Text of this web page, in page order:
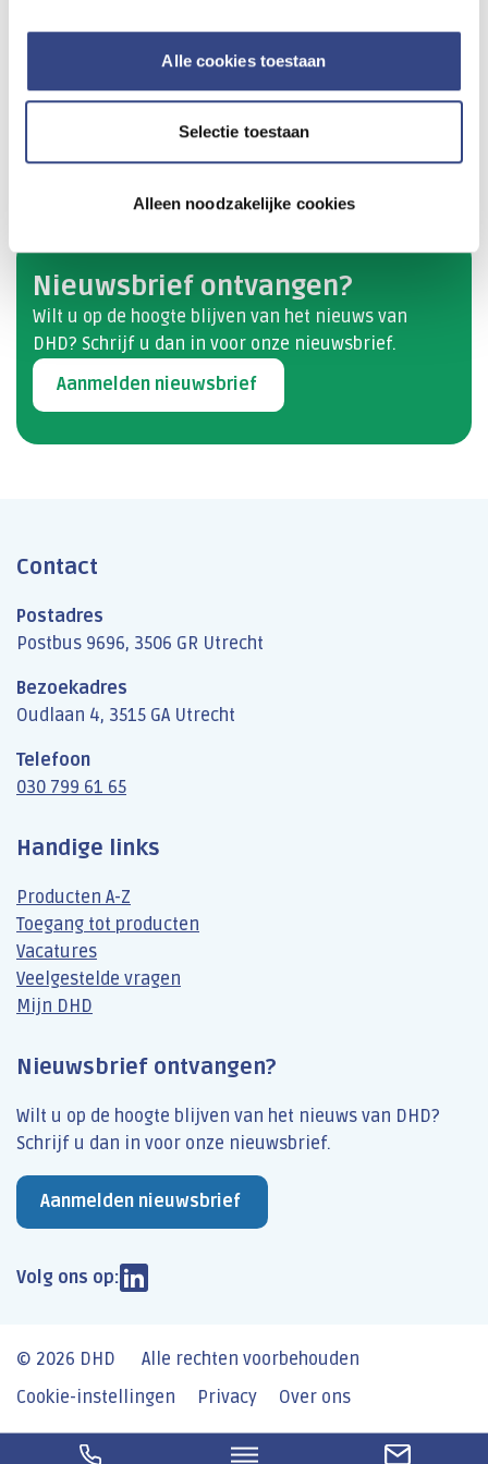
Alle cookies toestaan
Selectie toestaan
Alleen noodzakelijke cookies
kwaliteitsregistraties
Nieuwsbrief ontvangen?
Wilt u op de hoogte blijven van het nieuws van
DHD? Schrijf u dan​ in voor onze nieuwsbrief.
Aanmelden nieuwsbrief
Contact
Postadres
Postbus 9696, 3506 GR Utrecht
Bezoekadres
Oudlaan 4, 3515 GA Utrecht
Telefoon
030 799 61 65
Handige links
Producten A-Z
Toegang tot producten
Vacatures
Veelgestelde vragen
Mijn DHD
Nieuwsbrief ontvangen?
Wilt u op de hoogte blijven van het nieuws van DHD?
Schrijf u dan​ in voor onze nieuwsbrief.
Aanmelden nieuwsbrief
Volg ons op:
© 2026 DHD
Alle rechten voorbehouden
Cookie-instellingen
Privacy Over ons